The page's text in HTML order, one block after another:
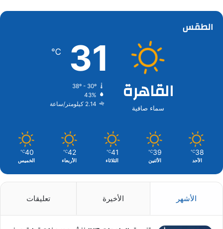
الطقس
القاهرة
سماء صافية
31
℃
38º - 30º
43%
2.14 كيلومتر/ساعة
38
℃
الأحد
39
℃
الأثنين
41
℃
الثلاثاء
42
℃
الأربعاء
40
℃
الخميس
الأشهر الأخيرة تعليقات